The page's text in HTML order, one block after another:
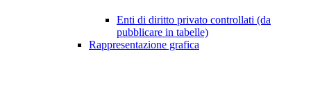
Enti di diritto privato controllati (da
pubblicare in tabelle)
Rappresentazione grafica